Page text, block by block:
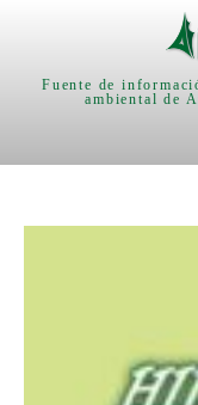
Fuente de
ambiental de